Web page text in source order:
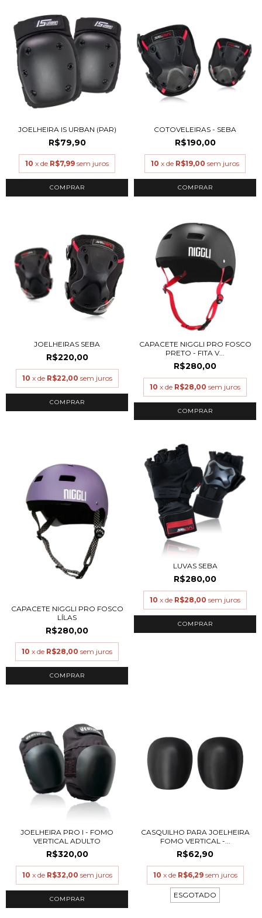
JOELHEIRA IS URBAN (PAR)
R$79,90
10 x de R$7,99 sem juros
COMPRAR
COTOVELEIRAS - SEBA
R$190,00
10 x de R$19,00 sem juros
COMPRAR
JOELHEIRAS SEBA
R$220,00
10 x de R$22,00 sem juros
COMPRAR
CAPACETE NIGGLI PRO FOSCO
PRETO - FITA V...
R$280,00
10 x de R$28,00 sem juros
COMPRAR
CAPACETE NIGGLI PRO FOSCO
LÍLAS
R$280,00
10 x de R$28,00 sem juros
COMPRAR
LUVAS SEBA
R$280,00
10 x de R$28,00 sem juros
COMPRAR
JOELHEIRA PRO I - FOMO
VERTICAL ADULTO
R$320,00
10 x de R$32,00 sem juros
COMPRAR
CASQUILHO PARA JOELHEIRA
FOMO VERTICAL -...
R$62,90
10 x de R$6,29 sem juros
ESGOTADO